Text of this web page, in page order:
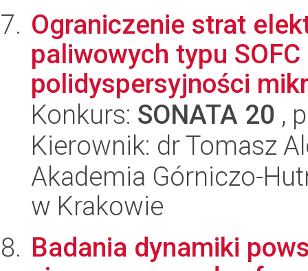
Ograniczenie strat
paliwowych typu
polidyspersyjności
Konkurs: SONATA 20 ,
Kierownik: dr Tomasz
Akademia Górniczo-
w Krakowie
Badania dynamiki